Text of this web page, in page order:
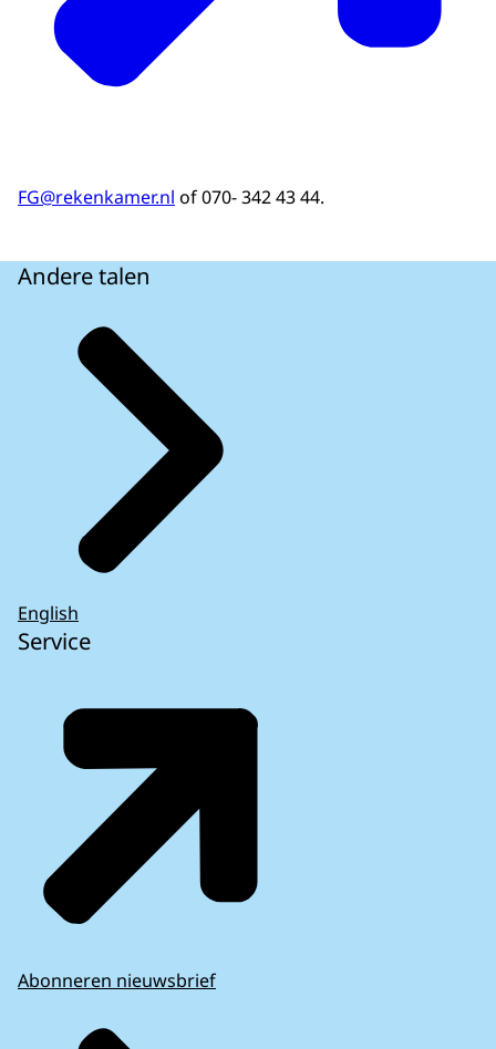
FG@rekenkamer.nl of 070- 342 43 44.
Andere talen
English
Service
Abonneren nieuwsbrief